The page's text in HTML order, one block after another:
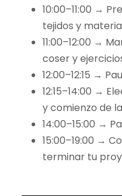
10:00–11:00 →
tejidos y
11:00–12:00 →
coser y
12:00–12:15 →
12:15–14:00 →
y comienzo de
14:00–15:00 →
15:00–19:00 →
terminar tu